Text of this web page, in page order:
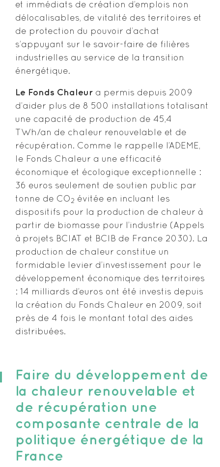
et immédiats de création d’emplois non
délocalisables, de vitalité des territoires et
de protection du pouvoir d’achat
s’appuyant sur le savoir-faire de filières
industrielles au service de la transition
énergétique.
Le Fonds Chaleur a permis depuis 2009
d’aider plus de 8 500 installations totalisant
une capacité de production de 45,4
TWh/an de chaleur renouvelable et de
récupération. Comme le rappelle l’ADEME,
le Fonds Chaleur a une efficacité
économique et écologique exceptionnelle :
36 euros seulement de soutien public par
tonne de CO 2 évitée en incluant les
dispositifs pour la production de chaleur à
partir de biomasse pour l’industrie (Appels
à projets BCIAT et BCIB de France 2030). La
production de chaleur constitue un
formidable levier d’investissement pour le
développement économique des territoires
: 14 milliards d’euros ont été investis depuis
la création du Fonds Chaleur en 2009, soit
près de 4 fois le montant total des aides
distribuées.
Faire du développement de
la chaleur renouvelable et
de récupération une
composante centrale de la
politique énergétique de la
France